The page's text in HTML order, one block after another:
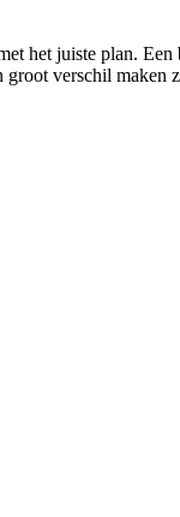
het juiste plan.
verschil maken